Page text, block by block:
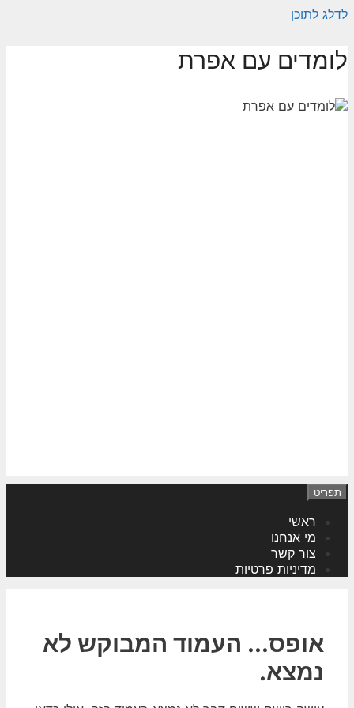
לדלג לתוכן
לומדים עם אפרת
תפריט
ראשי
מי אנחנו
צור קשר
מדיניות פרטיות
אופס... העמוד המבוקש לא
נמצא.